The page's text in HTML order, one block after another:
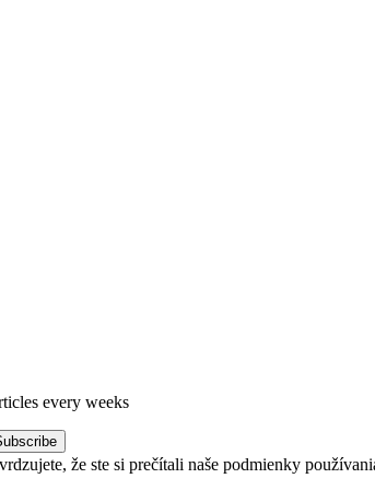
every weeks
že ste si prečítali naše podmienky